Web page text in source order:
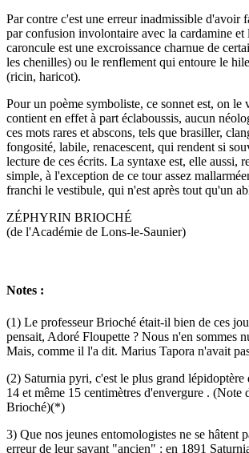
Par contre c'est une erreur inadmissible d'avoir
par confusion involontaire avec la cardamine et
caroncule est une excroissance charnue de
les chenilles) ou le renflement qui entoure le
(ricin, haricot).
Pour un poème symboliste, ce sonnet est, on
contient en effet à part éclaboussis, aucun
ces mots rares et abscons, tels que brasiller,
fongosité, labile, renacescent, qui rendent si
lecture de ces écrits. La syntaxe est, elle aussi,
simple, à l'exception de ce tour assez
franchi le vestibule, qui n'est après tout qu'un
ZÉPHYRIN BRIOCHÉ
(de l'Académie de Lons-le-Saunier)
Notes :
(1) Le professeur Brioché était-il bien de ces
pensait, Adoré Floupette ? Nous n'en sommes
Mais, comme il l'a dit. Marius Tapora n'avait
(2) Saturnia pyri, c'est le plus grand
14 et même 15 centimètres d'envergure . (Note
Brioché)(*)
3) Que nos jeunes entomologistes ne se hâtent
erreur de leur savant "ancien" : en 1891